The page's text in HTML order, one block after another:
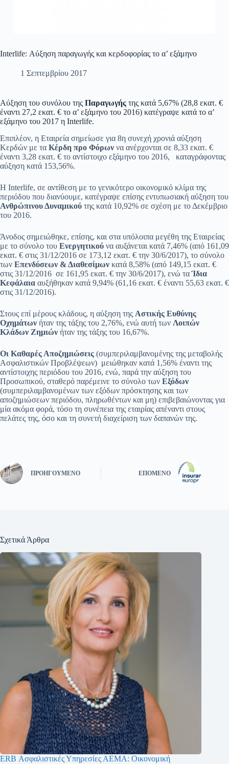
Interlife: Αύξηση παραγωγής και κερδοφορίας το α’ εξάμηνο
1 Σεπτεμβρίου 2017
Αύξηση του συνόλου της Παραγωγής της κατά 5,67% (28,8 εκατ. €
έναντι 27,2 εκατ. € το α’ εξάμηνο του 2016) κατέγραψε κατά το α’
εξάμηνο του 2017 η Interlife.
Επιπλέον, η Εταιρεία σημείωσε για 8η συνεχή χρονιά αύξηση
Κερδών με τα Κέρδη προ Φόρων να ανέρχονται σε 8,33 εκατ. €
έναντι 3,28 εκατ. € το αντίστοιχο εξάμηνο του 2016, καταγράφοντας
αύξηση κατά 153,56%.
Η Interlife, σε αντίθεση με το γενικότερο οικονομικό κλίμα της
περιόδου που διανύουμε, κατέγραψε επίσης εντυπωσιακή αύξηση του
Ανθρώπινου Δυναμικού της κατά 10,92% σε σχέση με το Δεκέμβριο
του 2016.
Άνοδος σημειώθηκε, επίσης, και στα υπόλοιπα μεγέθη της Εταιρείας
με το σύνολο του Ενεργητικού να αυξάνεται κατά 7,46% (από 161,09
εκατ. € στις 31/12/2016 σε 173,12 εκατ. € την 30/6/2017), το σύνολο
των Επενδύσεων & Διαθεσίμων κατά 8,58% (από 149,15 εκατ. €
στις 31/12/2016 σε 161,95 εκατ. € την 30/6/2017), ενώ ταΊδια
Κεφάλαια αυξήθηκαν κατά 9,94% (61,16 εκατ. € έναντι 55,63 εκατ. €
στις 31/12/2016).
Στους επί μέρους κλάδους, η αύξηση της Αστικής Ευθύνης
Οχημάτων ήταν της τάξης του 2,76%, ενώ αυτή των Λοιπών
Κλάδων Ζημιών ήταν της τάξης του 16,67%.
Οι Καθαρές Αποζημιώσεις (συμπεριλαμβανομένης της μεταβολής
Ασφαλιστικών Προβλέψεων) μειώθηκαν κατά 1,56% έναντι της
αντίστοιχης περιόδου του 2016, ενώ, παρά την αύξηση του
Προσωπικού, σταθερό παρέμεινε το σύνολο των Εξόδων
(συμπεριλαμβανομένων των εξόδων πρόσκτησης και των
αποζημιώσεων περιόδου, πληρωθέντων και μη) επιβεβαιώνοντας για
μία ακόμα φορά, τόσο τη συνέπεια της εταιρίας απέναντι στους
πελάτες της, όσο και τη συνετή διαχείριση των δαπανών της.
ΠΡΟΗΓΟΎΜΕΝΟ ΕΠΌΜΕΝΟ
Σχετικά Άρθρα
ERB Ασφαλιστικές Υπηρεσίες ΑΕΜΑ: Οικονομική